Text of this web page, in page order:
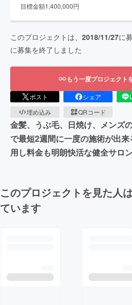
目標金額1,400,000円
このプロジェクトは、 2018/11/27に
に募集を終了しました
もう一度プロジェクト
ポスト シェア
埋め込み
QRコード
金髪、うぶ毛、日焼け、メンズ
で最短2週間に一度の施術が出
用し料金も明朗快活な健全サロ
このプロジェクトを見た人
ています